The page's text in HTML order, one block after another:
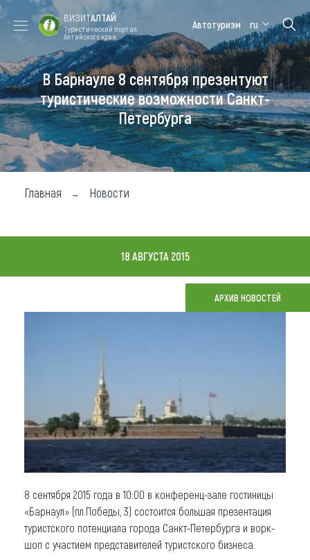
Форум VISIT
ALTAI
Цветение
маральника
Медицинский
форум
Алтайская
зимовка
Туры
Где побывать
Чем заняться
Карта
Что привезти (сувениры)
Коллекция впечатлений
Другие рубрики
ВИЗИТАЛТАЙ
Туристический портал
Алтайского края
Автотуризм ru
В Барнауле 8 сентября презентуют
туристические возможности Санкт-
Петербурга
Главная Новости
18 АВГУСТА 2015
АРХИВ НОВОСТЕЙ
8 сентября 2015 года в 10:00 в конференц-зале гостиницы
«Барнаул» (пл.Победы, 3) состоится большая презентация
туристского потенциала города Санкт-Петербурга и ворк-
шоп с участием представителей туристского бизнеса.